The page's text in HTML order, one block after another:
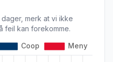
merk at vi ikke
feil kan forekomme.